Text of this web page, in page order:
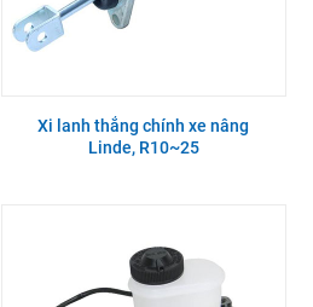
Xi lanh thắng chính xe nâng
Linde, R10~25